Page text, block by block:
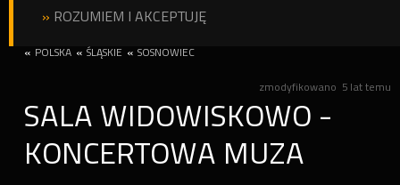
» ROZUMIEM I AKCEPTUJĘ
« POLSKA « ŚLĄSKIE « SOSNOWIEC
zmodyfikowano 5 lat temu
SALA WIDOWISKOWO -
KONCERTOWA MUZA